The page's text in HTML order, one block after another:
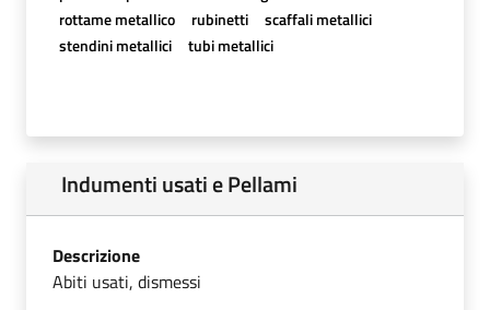
rottame metallico
rubinetti
scaffali metallici
stendini metallici
tubi metallici
Indumenti usati e Pellami
Descrizione
Abiti usati, dismessi